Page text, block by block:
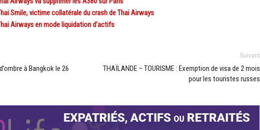
Smile, victime collatérale du crash de Thai Airways
Airways en mode liquidation d’actifs
à Bangkok le 26
Suivant
THAÏLANDE – TOURISME : Exemption de visa de 2 mois
pour les touristes russes